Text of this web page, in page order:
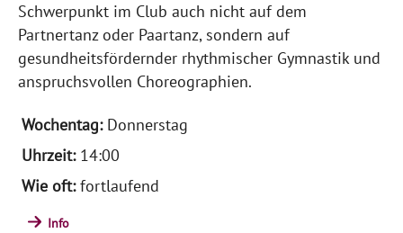
Schwerpunkt im Club auch nicht auf dem
Partnertanz oder Paartanz, sondern auf
gesundheitsfördernder rhythmischer Gymnastik und
anspruchsvollen Choreographien.
Donnerstag
14:00
fortlaufend
Info